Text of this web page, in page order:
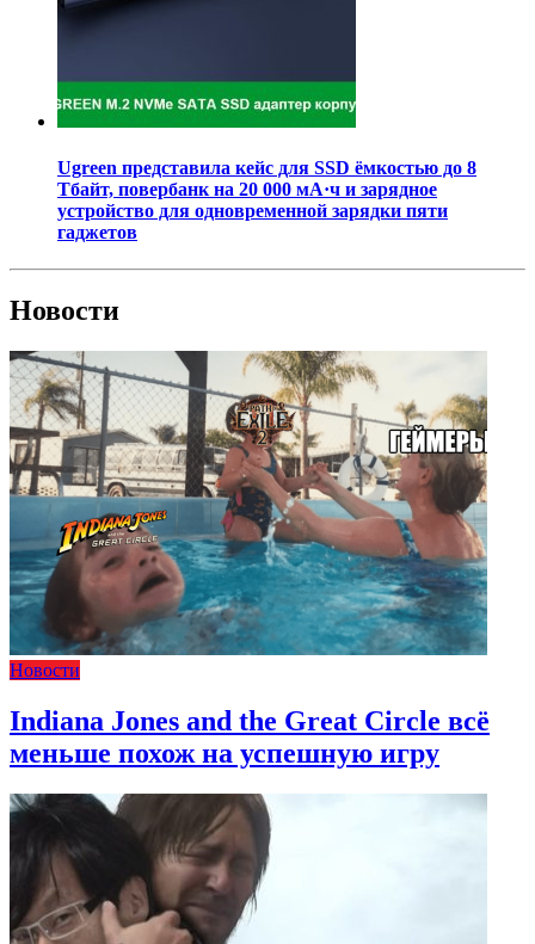
Ugreen представила кейс для SSD ёмкостью до 8
Тбайт, повербанк на 20 000 мА·ч и зарядное
устройство для одновременной зарядки пяти
гаджетов
Новости
Новости
Indiana Jones and the Great Circle всё
меньше похож на успешную игру